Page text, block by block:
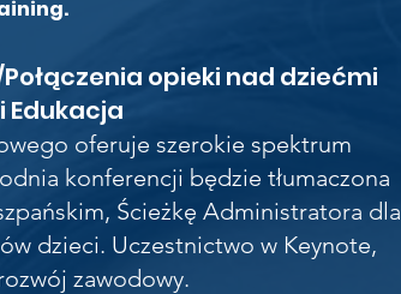
opieki nad dziećmi
Edukacja
oferuje szerokie spektrum
konferencji będzie tłumaczona
Ścieżkę Administratora dla
dzieci. Uczestnictwo w Keynote,
zawodowy.